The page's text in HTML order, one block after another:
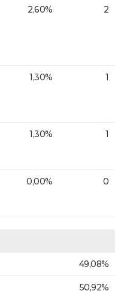
2,60% 2
1,30% 1
1,30% 1
0,00% 0
49,08%
50,92%